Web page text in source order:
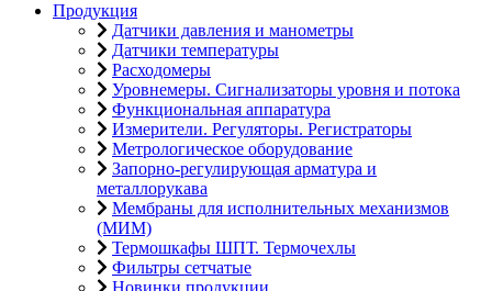
Продукция
Датчики давления и манометры
Датчики температуры
Расходомеры
Уровнемеры. Сигнализаторы уровня и потока
Функциональная аппаратура
Измерители. Регуляторы. Регистраторы
Метрологическое оборудование
Запорно-регулирующая арматура и
металлорукава
Мембраны для исполнительных механизмов
(МИМ)
Термошкафы ШПТ. Термочехлы
Фильтры сетчатые